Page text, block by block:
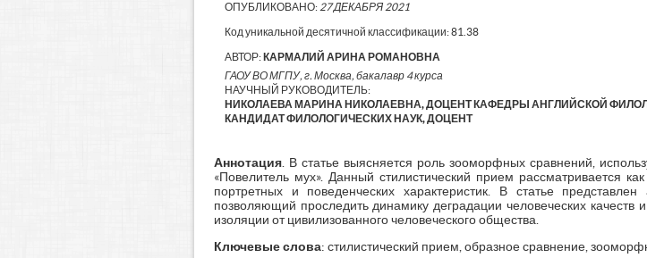
ОПУБЛИКОВАНО: 27 ДЕКАБРЯ 2021
Код уникальной десятичной классификации:81.38
АВТОР: КАРМАЛИЙ АРИНА РОМАНОВНА
ГАОУ ВО МГПУ, г. Москва, бакалавр 4 курса
НАУЧНЫЙ РУКОВОДИТЕЛЬ:
НИКОЛАЕВА МАРИНА НИКОЛАЕВНА, ДОЦЕНТ КАФЕДРЫ АНГЛИЙСКОЙ
КАНДИДАТ ФИЛОЛОГИЧЕСКИХ НАУК, ДОЦЕНТ
Аннотация. В статье выясняется роль зооморфных сравнений,
«Повелитель мух». Данный стилистический прием рассматривается
портретных и поведенческих характеристик. В статье
позволяющий проследить динамику деградации человеческих
изоляции от цивилизованного человеческого общества.
Ключевые слова: стилистический прием, образное сравнение,